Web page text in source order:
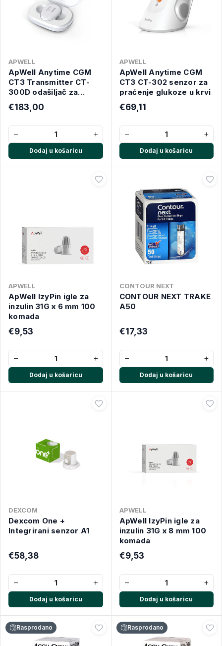
APWELL
ApWell Anytime CGM
CT3 Transmitter CT-
300D odašiljač za
mjerenje glukoze
€183,00
− +
Dodaj u košaricu
APWELL
ApWell Anytime CGM
CT3 CT-302 senzor za
praćenje glukoze u krvi
€69,11
− +
Dodaj u košaricu
APWELL
ApWell IzyPin igle za
inzulin 31G x 6 mm 100
komada
€9,53
− +
Dodaj u košaricu
CONTOUR NEXT
CONTOUR NEXT TRAKE
A50
€17,33
− +
Dodaj u košaricu
DEXCOM
Dexcom One +
Integrirani senzor A1
€58,38
− +
Dodaj u košaricu
APWELL
ApWell IzyPin igle za
inzulin 31G x 8 mm 100
komada
€9,53
− +
Dodaj u košaricu
Rasprodano Rasprodano